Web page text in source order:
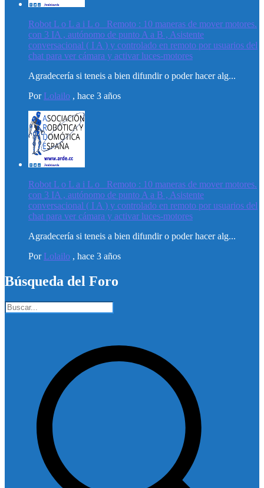
Robot L o L a i L o _Remoto : 10 maneras de mover motores.
con 3 IA , autónomo de punto A a B , Asistente
conversacional ( I A ) y controlado en remoto por usuarios del
chat para ver cámara y activar luces-motores
Agradecería si teneis a bien difundir o poder hacer alg...
Por Lolailo , hace 3 años
Robot L o L a i L o _Remoto : 10 maneras de mover motores.
con 3 IA , autónomo de punto A a B , Asistente
conversacional ( I A ) y controlado en remoto por usuarios del
chat para ver cámara y activar luces-motores
Agradecería si teneis a bien difundir o poder hacer alg...
Por Lolailo , hace 3 años
Búsqueda del Foro